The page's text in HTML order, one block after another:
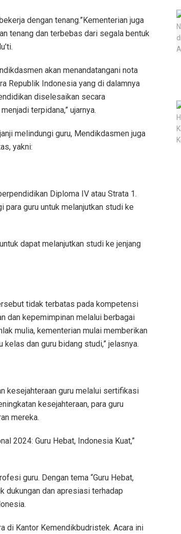
dengan tenang.”Kementerian juga
tenang dan terbebas dari segala bentuk
akan menandatangani nota
Republik Indonesia yang di dalamnya
diselesaikan secara
terpidana,” ujarnya.
melindungi guru, Mendikdasmen juga
yakni:
Diploma IV atau Strata 1.
para guru untuk melanjutkan studi ke
dapat melanjutkan studi ke jenjang
tidak terbatas pada kompetensi
dan kepemimpinan melalui berbagai
mulia, kementerian mulai memberikan
dan guru bidang studi,” jelasnya.
kesejahteraan guru melalui sertifikasi
kesejahteraan, para guru
mereka.
2024: Guru Hebat, Indonesia Kuat,”
guru. Dengan tema “Guru Hebat,
dukungan dan apresiasi terhadap
di Kantor Kemendikbudristek. Acara ini